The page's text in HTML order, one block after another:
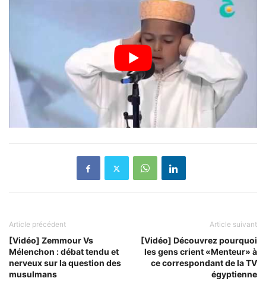
Article précédent
[Vidéo] Zemmour Vs
Mélenchon : débat tendu et
nerveux sur la question des
musulmans
Article suivant
[Vidéo] Découvrez pourquoi
les gens crient «Menteur» à
ce correspondant de la TV
égyptienne